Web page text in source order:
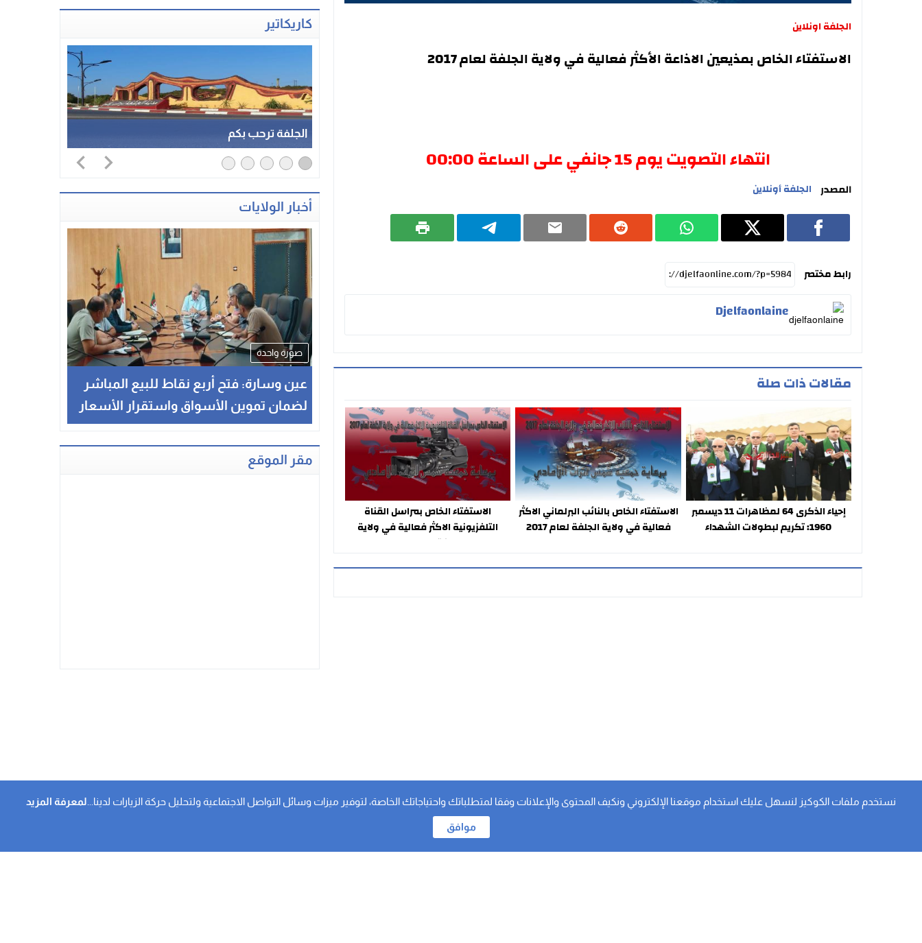
الجلفة اونلاين
الاستفتاء الخاص بمذيعين الاذاعة الأكثر فعالية في ولاية الجلفة لعام 2017
انتهاء التصويت يوم 15 جانفي على الساعة 00:00
المصدر الجلفة أونلاين
رابط مختصر
Djelfaonlaine
مقالات ذات صلة
إحياء الذكرى 64 لمظاهرات 11 ديسمبر
1960: تكريم لبطولات الشهداء
الاستفتاء الخاص بالنائب البرلماني الاكثر
فعالية في ولاية الجلفة لعام 2017
الاستفتاء الخاص بمراسل القناة
التلفزيونية الاكثر فعالية في ولاية
الجلفة لعام 2017
كاريكاتير
الجلفة ترحب بكم
أخبار الولايات
صورة واحدة
عين وسارة: فتح أربع نقاط للبيع المباشر
لضمان تموين الأسواق واستقرار الأسعار
مقر الموقع
نستخدم ملفات الكوكيز لنسهل عليك استخدام موقعنا الإلكتروني ونكيف المحتوى والإعلانات وفقا لمتطلباتك واحتياجاتك الخاصة، لتوفير ميزات وسائل التواصل الاجتماعية ولتحليل حركة الزيارات لدينا... لمعرفة المزيد
موافق